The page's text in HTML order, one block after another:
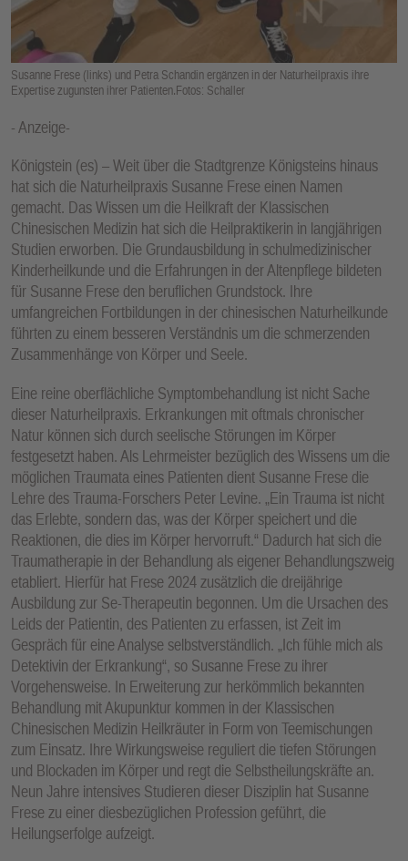
Susanne Frese (links) und Petra Schandin ergänzen in der Naturheilpraxis ihre
Expertise zugunsten ihrer Patienten.Fotos: Schaller
- Anzeige-
Königstein (es) – Weit über die Stadtgrenze Königsteins hinaus
hat sich die Naturheilpraxis Susanne Frese einen Namen
gemacht. Das Wissen um die Heilkraft der Klassischen
Chinesischen Medizin hat sich die Heilpraktikerin in langjährigen
Studien erworben. Die Grundausbildung in schulmedizinischer
Kinderheilkunde und die Erfahrungen in der Altenpflege bildeten
für Susanne Frese den beruflichen Grundstock. Ihre
umfangreichen Fortbildungen in der chinesischen Naturheilkunde
führten zu einem besseren Verständnis um die schmerzenden
Zusammenhänge von Körper und Seele.
Eine reine oberflächliche Symptombehandlung ist nicht Sache
dieser Naturheilpraxis. Erkrankungen mit oftmals chronischer
Natur können sich durch seelische Störungen im Körper
festgesetzt haben. Als Lehrmeister bezüglich des Wissens um die
möglichen Traumata eines Patienten dient Susanne Frese die
Lehre des Trauma-Forschers Peter Levine. „Ein Trauma ist nicht
das Erlebte, sondern das, was der Körper speichert und die
Reaktionen, die dies im Körper hervorruft.“ Dadurch hat sich die
Traumatherapie in der Behandlung als eigener Behandlungszweig
etabliert. Hierfür hat Frese 2024 zusätzlich die dreijährige
Ausbildung zur Se-Therapeutin begonnen. Um die Ursachen des
Leids der Patientin, des Patienten zu erfassen, ist Zeit im
Gespräch für eine Analyse selbstverständlich. „Ich fühle mich als
Detektivin der Erkrankung“, so Susanne Frese zu ihrer
Vorgehensweise. In Erweiterung zur herkömmlich bekannten
Behandlung mit Akupunktur kommen in der Klassischen
Chinesischen Medizin Heilkräuter in Form von Teemischungen
zum Einsatz. Ihre Wirkungsweise reguliert die tiefen Störungen
und Blockaden im Körper und regt die Selbstheilungskräfte an.
Neun Jahre intensives Studieren dieser Disziplin hat Susanne
Frese zu einer diesbezüglichen Profession geführt, die
Heilungserfolge aufzeigt.